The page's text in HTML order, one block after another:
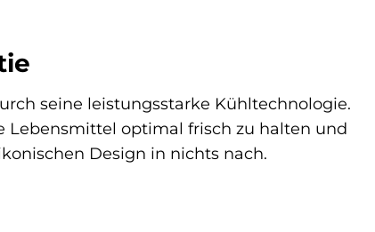
seine leistungsstarke Kühltechnologie.
Lebensmittel optimal frisch zu halten und
Design in nichts nach.